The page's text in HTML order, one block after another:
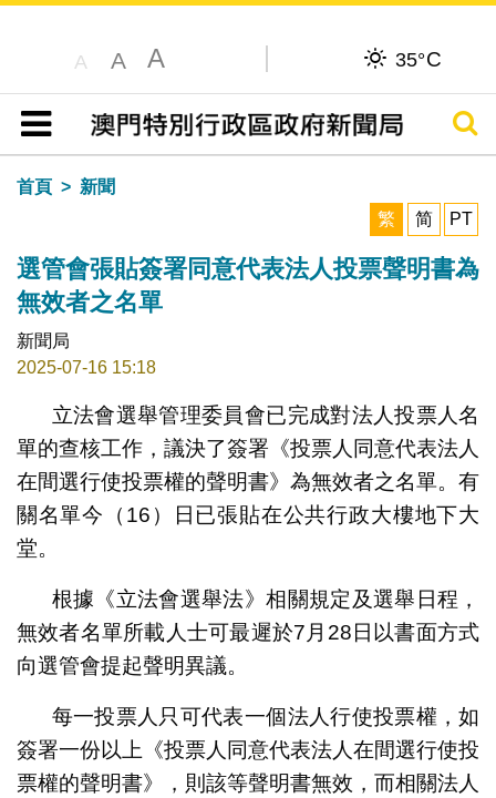
A A A 35°C
目錄
搜尋
首頁
新聞
繁
简 PT
選管會張貼簽署同意代表法人投票聲明書為
無效者之名單
新聞局
2025-07-16 15:18
立法會選舉管理委員會已完成對法人投票人名
單的查核工作，議決了簽署《投票人同意代表法人
在間選行使投票權的聲明書》為無效者之名單。有
關名單今（16）日已張貼在公共行政大樓地下大
堂。
根據《立法會選舉法》相關規定及選舉日程，
無效者名單所載人士可最遲於7月28日以書面方式
向選管會提起聲明異議。
每一投票人只可代表一個法人行使投票權，如
簽署一份以上《投票人同意代表法人在間選行使投
票權的聲明書》，則該等聲明書無效，而相關法人